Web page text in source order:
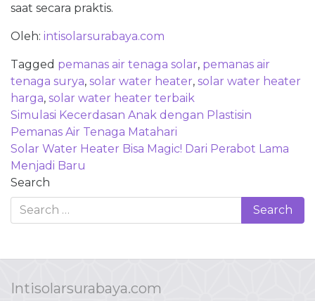
saat secara praktis.
Oleh: intisolarsurabaya.com
Tagged pemanas air tenaga solar, pemanas air
tenaga surya, solar water heater, solar water heater
harga, solar water heater terbaik
Post
Simulasi Kecerdasan Anak dengan Plastisin
Pemanas Air Tenaga Matahari
Solar Water Heater Bisa Magic! Dari Perabot Lama
Menjadi Baru
Search
Intisolarsurabaya.com